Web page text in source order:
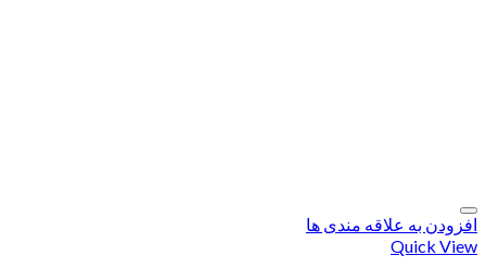
افزودن به علاقه مندی ها
Quick View